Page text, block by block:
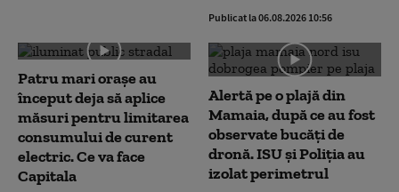
Publicat la 06.08.2026 10:56
Patru mari orașe au
început deja să aplice
măsuri pentru limitarea
consumului de curent
electric. Ce va face
Capitala
Alertă pe o plajă din
Mamaia, după ce au fost
observate bucăți de
dronă. ISU și Poliția au
izolat perimetrul